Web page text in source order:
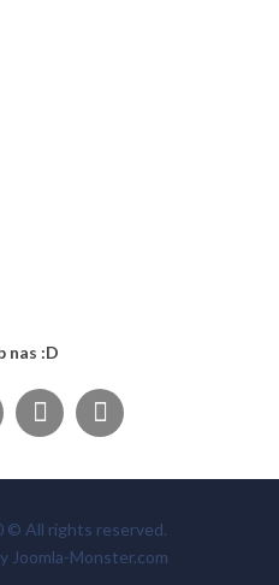
nas :D
© All rights reserved.
Joomla-Monster.com